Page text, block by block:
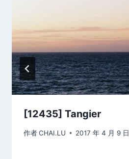
[12435] Tangier
作者CHAI.LU 2017 年 4 月 9 日